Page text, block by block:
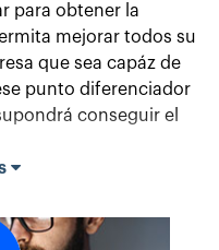
para obtener la
mejorar todos su
que sea capáz de
punto diferenciador
conseguir el
de un proyecto Big
¿Qué quiere